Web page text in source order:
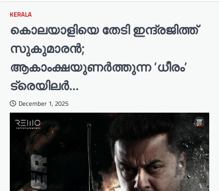
KERALA
കൊലയാളിയെ തേടി ഇന്ദ്രജിത്ത്
സുകുമാരൻ;
ആകാംക്ഷയുണര്‍ത്തുന്ന ‘ധീരം’
ട്രെയിലര്‍…
December 1, 2025